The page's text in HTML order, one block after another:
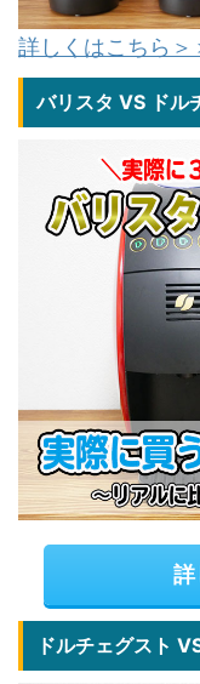
詳しくはこちら＞
バリスタ VS ドル
詳
ドルチェグスト